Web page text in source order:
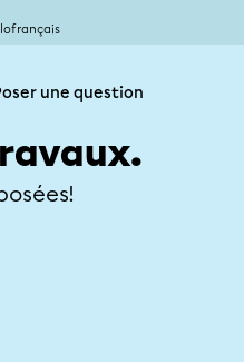
une question